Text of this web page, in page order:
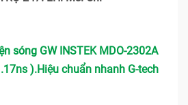
sóng GW INSTEK MDO-2302A
).Hiệu chuẩn nhanh G-tech